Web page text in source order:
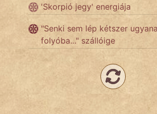
'Skorpió jegy' energiája
"Senki sem lép kétszer
folyóba..." szállóige